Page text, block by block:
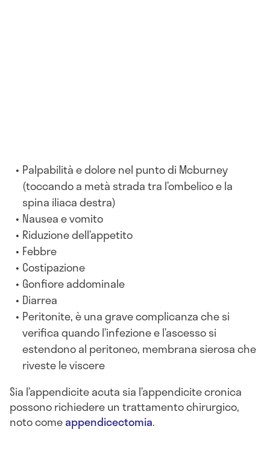
Palpabilità e dolore nel punto di Mcburney
(toccando a metà strada tra l’ombelico e la
spina iliaca destra)
Nausea e vomito
Riduzione dell’appetito
Febbre
Costipazione
Gonfiore addominale
Diarrea
Peritonite, è una grave complicanza che si
verifica quando l’infezione e l’ascesso si
estendono al peritoneo, membrana sierosa che
riveste le viscere
Sia l’appendicite acuta sia l’appendicite cronica
possono richiedere un trattamento chirurgico,
noto comeappendicectomia.